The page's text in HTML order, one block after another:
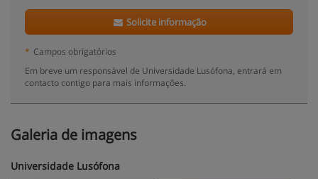
Solicite informação
* Campos obrigatórios
Em breve um responsável de Universidade Lusófona, entrará em
contacto contigo para mais informações.
Galeria de imagens
Universidade Lusófona